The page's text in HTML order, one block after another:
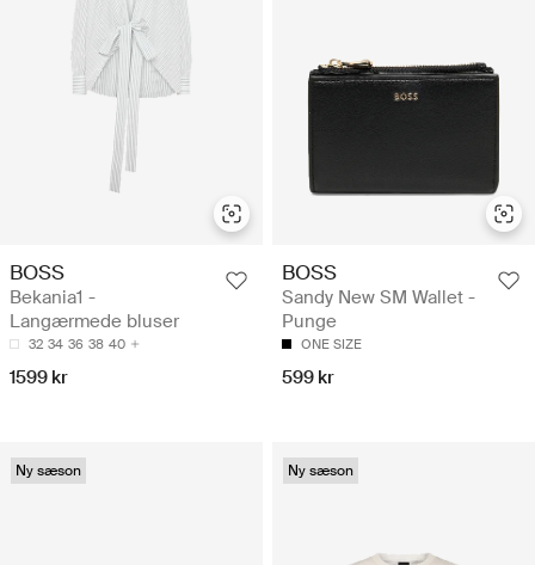
BOSS
Bekania1 -
Langærmede bluser
32 34 36 38 40
1599 kr
BOSS
Sandy New SM Wallet -
Punge
ONE SIZE
599 kr
Ny sæson Ny sæson